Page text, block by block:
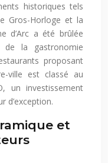
historiques tels
Gros-Horloge et la
d’Arc a été brûlée
la gastronomie
proposant
ville est classé au
un investissement
d’exception.
et